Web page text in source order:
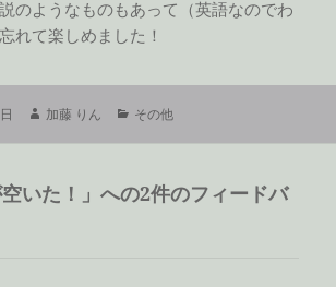
のようなものもあって（英語なのでわ
れて楽しめました！
作
加藤 りん
カ
ー
その他
空いた！」への2件のフィードバ